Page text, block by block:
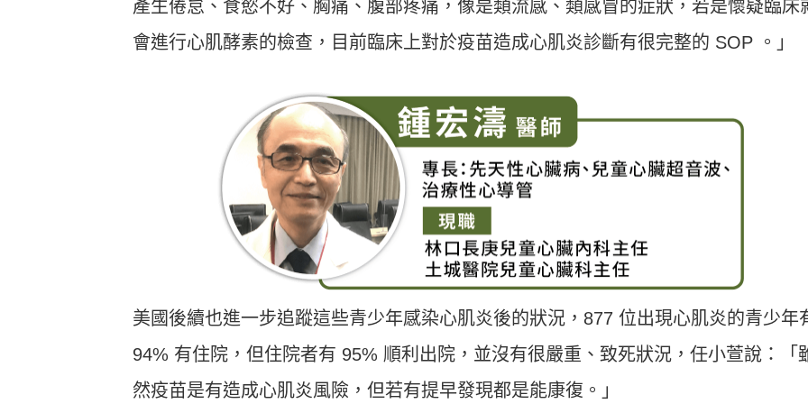
產生倦怠、食慾不好、胸痛、腹部疼痛，像是類流感、類感冒的症狀，若是懷疑臨床
會進行心肌酵素的檢查，目前臨床上對於疫苗造成心肌炎診斷有很完整的 SOP 。」
美國後續也進一步追蹤這些青少年感染心肌炎後的狀況，877 位出現心肌炎的青少年
94% 有住院，但住院者有 95% 順利出院，並沒有很嚴重、致死狀況，任小萱說：「
然疫苗是有造成心肌炎風險，但若有提早發現都是能康復。」